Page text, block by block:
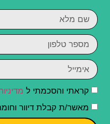
קראתי והסכמתי ל
מאשר/ת קבלת דיוור